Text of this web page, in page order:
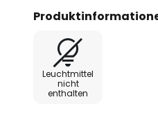
von 3,5 cm so
werden können.
Leuchtmittel
nicht
enthalten